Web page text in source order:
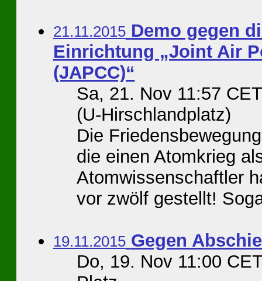
21.11.2015 Demo gegen
Einrichtung „Joint Air
(JAPCC)“
Sa, 21. Nov 11:57
(U-Hirschlandplatz)
Die
die einen Atomkrieg
Atomwissenschaftler
vor zwölf gestellt!
19.11.2015 Gegen
Do, 19. Nov 11:00